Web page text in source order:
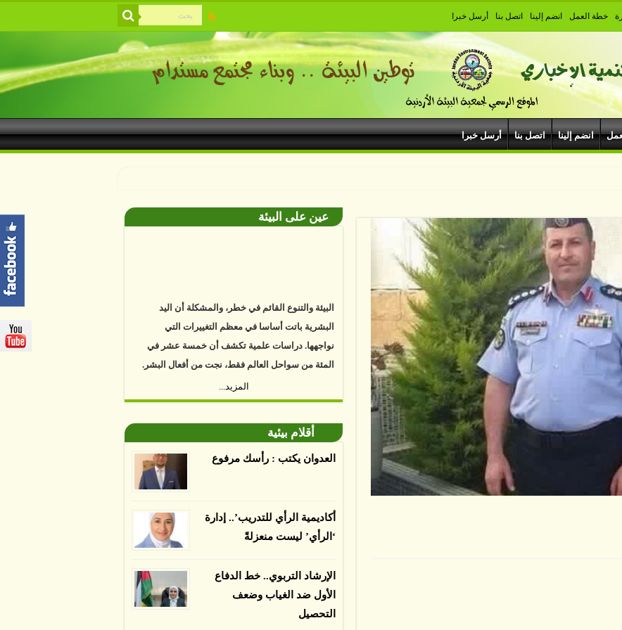
خطة العمل انضم إلينا اتصل بنا أرسل خبرا
انضم إلينا اتصل بنا أرسل خبرا
عين على البيئة
البيئة والتنوع القائم في خطر، والمشكلة أن اليد
البشرية باتت أساسا في معظم التغييرات التي
نواجهها. دراسات علمية تكشف أن خمسة عشر في
المئة من سواحل العالم فقط، نجت من أفعال البشر.
https://www.youtube.com/watch?v=9caB1lVk4HY
اعتمادها على أنها مستدامة تدمرت بشكل أسرع من
الأرض غير المعتمدة، وذلك حسب دراسة كشفت
الغطاء عن أي ادعاءات تقول بأن الزيت يمكن ألا
يسبب الدمار. وكشفت الدراسة فقدان المناطق
المعتمدة المستدامة التي تحمل موافقات بأنها
بينما فقدت المناطق غير المعتمدة 34 في المئة، وفقاً
المزيد...
أقلام بيئية
العدوان يكتب : رأسك مرفوع
أكاديمية الرأي للتدريب’.. إدارة
‘الرأي’ ليست منعزلةً
الإرشاد التربوي.. خط الدفاع
الأول ضد الغياب وضعف
التحصيل